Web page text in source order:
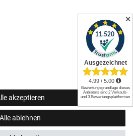
✕
akzeptieren
Alle ablehnen